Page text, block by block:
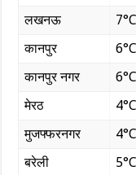
लखनऊ
कानपुर
कानपुर नगर
मेरठ
मुजफ्फरनगर
बरेली